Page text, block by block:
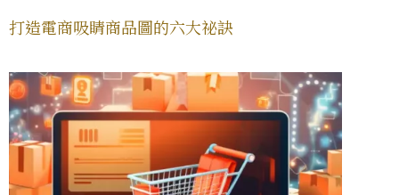
打造電商吸睛商品圖的六大祕訣